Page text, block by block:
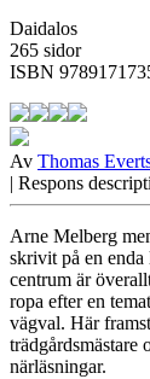
Daidalos
265 sidor
ISBN
Av Thomas
| Respons
Arne Melberg
skrivit på en
centrum är
ropa efter en
vägval. Här
trädgårdsmästare
närläsningar.